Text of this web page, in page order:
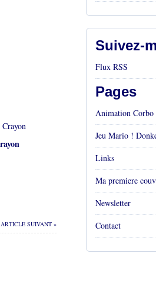
ARTICLE SUIVANT »
Suivez-
Flux RSS
Pages
Animation
Links
Ma premiere
Newsletter
Contact